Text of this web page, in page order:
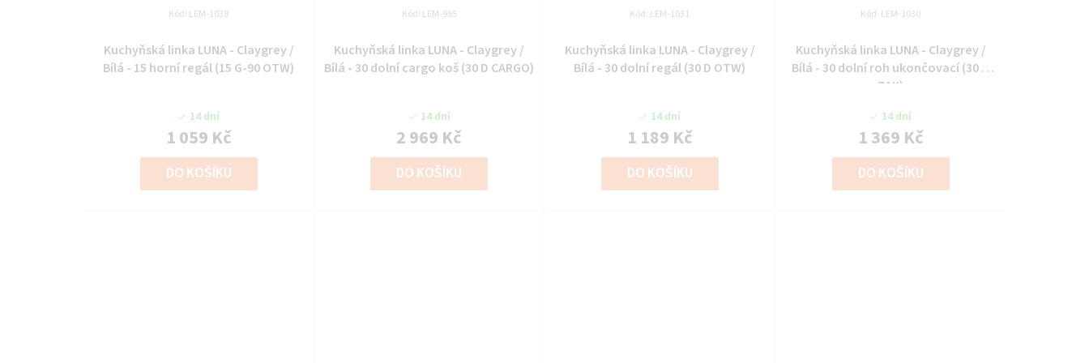
Kuchyňská linka LUNA - Claygrey /
Bílá - 15 horní regál (15 G-90 OTW)
14 dní
1 059 Kč
DO KOŠÍKU
Kód: LEM-1038
Kuchyňská linka LUNA - Claygrey /
Bílá - 30 dolní cargo koš (30 D CARGO)
14 dní
2 969 Kč
DO KOŠÍKU
Kód: LEM-995
Kuchyňská linka LUNA - Claygrey /
Bílá - 30 dolní regál (30 D OTW)
14 dní
1 189 Kč
DO KOŠÍKU
Kód: LEM-1031
Kuchyňská linka LUNA - Claygrey /
Bílá - 30 dolní roh ukončovací (30 D
ZAK)
14 dní
1 369 Kč
DO KOŠÍKU
Kód: LEM-1030